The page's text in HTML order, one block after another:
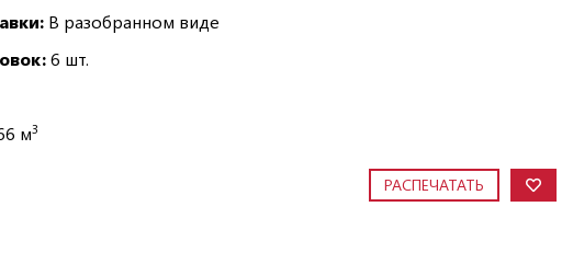
В разобранном виде
6 шт.
м3
РАСПЕЧАТАТЬ